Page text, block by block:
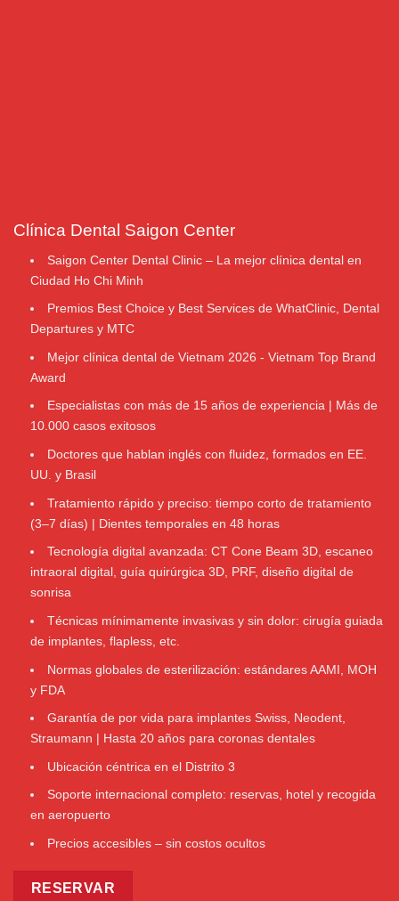
Clínica Dental Saigon Center
Saigon Center Dental Clinic – La mejor clínica dental en
Ciudad Ho Chi Minh
Premios Best Choice y Best Services de WhatClinic, Dental
Departures y MTC
Mejor clínica dental de Vietnam 2026 - Vietnam Top Brand
Award
Especialistas con más de 15 años de experiencia | Más de
10.000 casos exitosos
Doctores que hablan inglés con fluidez, formados en EE.
UU. y Brasil
Tratamiento rápido y preciso: tiempo corto de tratamiento
(3–7 días) | Dientes temporales en 48 horas
Tecnología digital avanzada: CT Cone Beam 3D, escaneo
intraoral digital, guía quirúrgica 3D, PRF, diseño digital de
sonrisa
Técnicas mínimamente invasivas y sin dolor: cirugía guiada
de implantes, flapless, etc.
Normas globales de esterilización: estándares AAMI, MOH
y FDA
Garantía de por vida para implantes Swiss, Neodent,
Straumann | Hasta 20 años para coronas dentales
Ubicación céntrica en el Distrito 3
Soporte internacional completo: reservas, hotel y recogida
en aeropuerto
Precios accesibles – sin costos ocultos
RESERVAR